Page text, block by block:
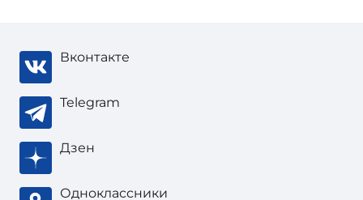
Вконтакте
Telegram
Дзен
Одноклассники